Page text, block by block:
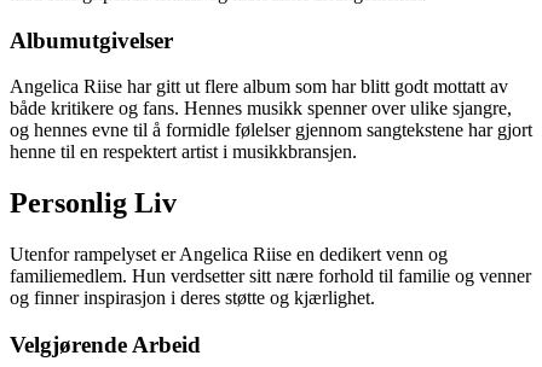
Albumutgivelser
Angelica Riise har gitt ut flere album som har blitt godt mottatt av
både kritikere og fans. Hennes musikk spenner over ulike sjangre,
og hennes evne til å formidle følelser gjennom sangtekstene har gjort
henne til en respektert artist i musikkbransjen.
Personlig Liv
Utenfor rampelyset er Angelica Riise en dedikert venn og
familiemedlem. Hun verdsetter sitt nære forhold til familie og venner
og finner inspirasjon i deres støtte og kjærlighet.
Velgjørende Arbeid